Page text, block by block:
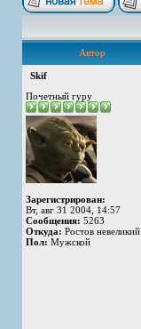
Автор
Skif
Почетный гуру
Зарегистрирован:
Вт, авг 31 2004, 14:57
Сообщения: 5263
Откуда: Ростов невеликий
Пол: Мужской